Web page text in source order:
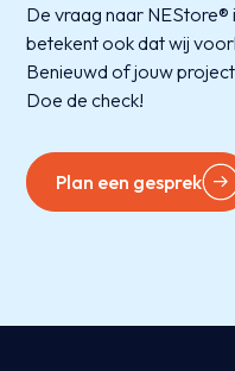
De vraag naar
betekent ook dat wij
Benieuwd of jouw
Doe de check!
Plan een gesprek